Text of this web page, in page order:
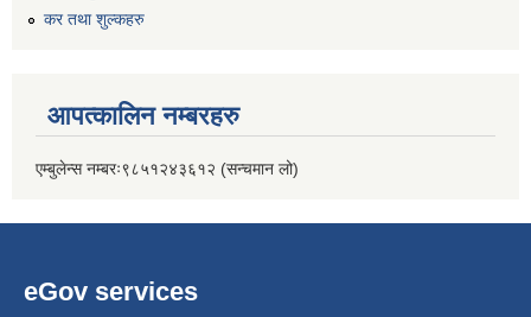
कर तथा शुल्कहरु
आपत्कालिन नम्बरहरु
एम्बुलेन्स नम्बरः९८५१२४३६१२ (सन्चमान लो)
eGov services